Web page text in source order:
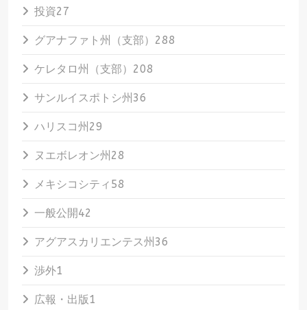
投資27
グアナファト州（支部） 288
ケレタロ州（支部） 208
サンルイスポトシ州 36
ハリスコ州 29
ヌエボレオン州 28
メキシコシティ 58
一般公開42
アグアスカリエンテス州 36
渉外1
広報・出版1